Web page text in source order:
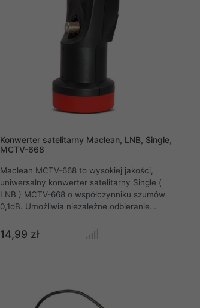
oryginalny konwerter Maclean.
Konwerter satelitarny Maclean, LNB, Single,
MCTV-668
Maclean MCTV-668 to wysokiej jakości,
uniwersalny konwerter satelitarny Single (
LNB ) MCTV-668 o współczynniku szumów
0,1dB. Umożliwia niezależne odbieranie
Precyzyjne wykonanie i wysokie parametry
techniczne przekładają się na mniejszy
14,99 zł